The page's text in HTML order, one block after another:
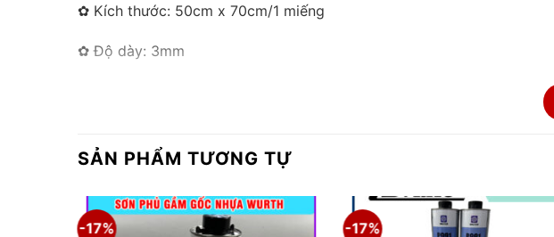
✿ Kích thước: 50cm x 70cm/1 miếng
✿ Độ dày: 3mm
✿ Thời gian thi công: 5 – 7 tiếng
✿ Bảo hành: 12 tháng
SẢN PHẨM TƯƠNG TỰ
-17% -17%